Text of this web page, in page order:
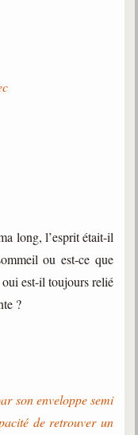
long, l’esprit était-il
ou est-ce que
est-il toujours relié
?
son enveloppe semi
de retrouver un